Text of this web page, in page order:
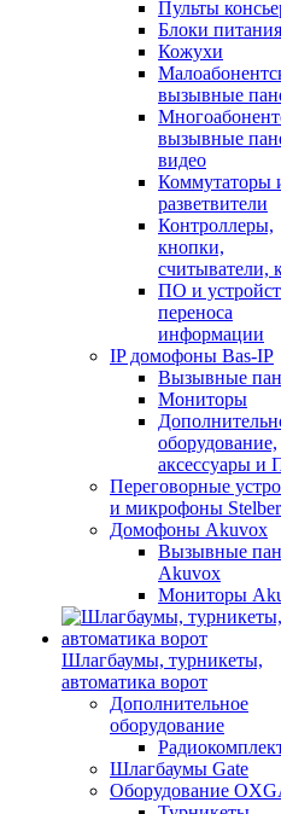
Пульты
Блоки питания
Кожухи
вызывные
вызывные
видео
Коммутаторы
разветвители
Контроллеры,
кнопки,
считыватели,
ПО и
переноса
информации
IP домофоны Bas-IP
Вызывные
Мониторы
оборудование,
аксессуары и
Переговорные
и микрофоны
Домофоны Akuvox
Вызывные
Akuvox
Мониторы
Шлагбаумы, турникеты,
автоматика ворот
Дополнительное
оборудование
Шлагбаумы Gate
Оборудование